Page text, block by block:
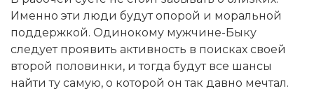
Именно эти люди будут опорой и моральной
поддержкой. Одинокому мужчине-Быку
следует проявить активность в поисках своей
второй половинки, и тогда будут все шансы
найти ту самую, о которой он так давно мечтал.